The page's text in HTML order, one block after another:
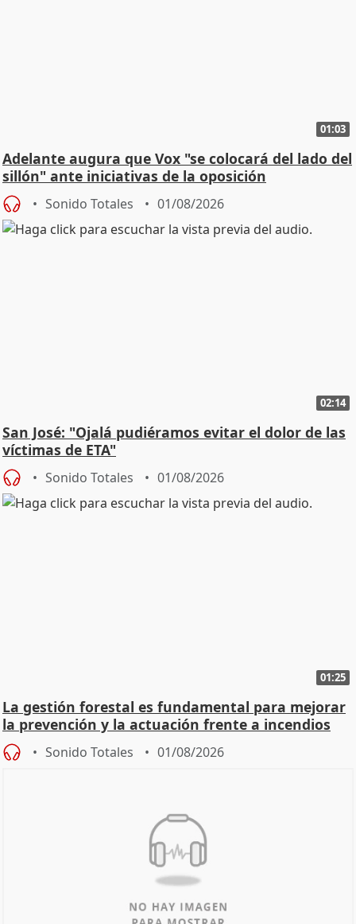
01:03
Adelante augura que Vox "se colocará del lado del
sillón" ante iniciativas de la oposición
Sonido Totales 01/08/2026
02:14
San José: "Ojalá pudiéramos evitar el dolor de las
víctimas de ETA"
Sonido Totales 01/08/2026
01:25
La gestión forestal es fundamental para mejorar
la prevención y la actuación frente a incendios
Sonido Totales 01/08/2026